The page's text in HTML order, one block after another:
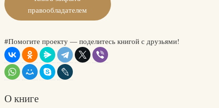
правообладателем
#Помогите проекту — поделитесь книгой с друзьями!
О книге